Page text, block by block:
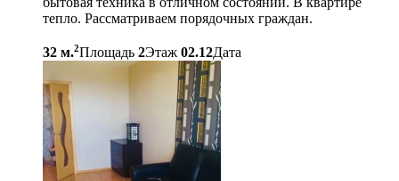
тепло. Рассматриваем порядочных граждан.
32 м.2Площадь 2Этаж 02.12Дата